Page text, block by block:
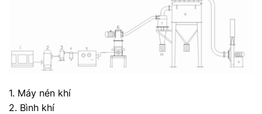
1. Máy nén khí
2. Bình khí